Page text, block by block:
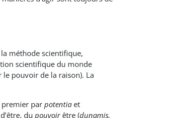
méthode scientifique,
scientifique du monde
pouvoir de la raison). La
premier parpotentia et
d’être, du pouvoirêtre (dunamis,